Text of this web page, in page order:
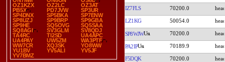
OZ1KZX
OZ2LC
OZ3AT
PB5X
PD7JVW
SP3UR
SP4DNX
SP5BKA
SP7ENW
SP8UZJ
SP9BRP
SP9GBA
SP9HE
SQ5OVG
SQ5SAA
SQ8AGI
SV3GLM
SV8QDJ
TA4RC
TI2SD
UA4APC
UA4PAY
UW5ZM
WA3PTF
WW7CR
XQ3SK
YO8WW
YU1BV
YV5ALI
YV5JF
YV7BMZ
IZ7FLS 70200.0
LZ1KG 50054.0
SP8WJW 70200.0
PA2IP 70189.9
F5DQK 70200.0